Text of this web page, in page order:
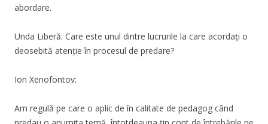
abordare.
Unda Liberă: Care este unul dintre lucrurile la care acordați o
deosebită atenție în procesul de predare?
Ion Xenofontov:
Am regulă pe care o aplic de în calitate de pedagog când